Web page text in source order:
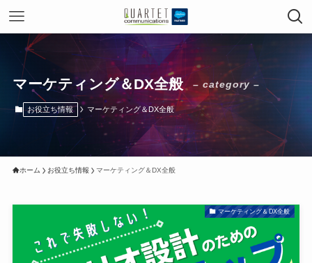
マーケティング＆DX全般 – category –
お役立ち情報 マーケティング＆DX全般
ホーム お役立ち情報 マーケティング＆DX全般
マーケティング＆DX全般